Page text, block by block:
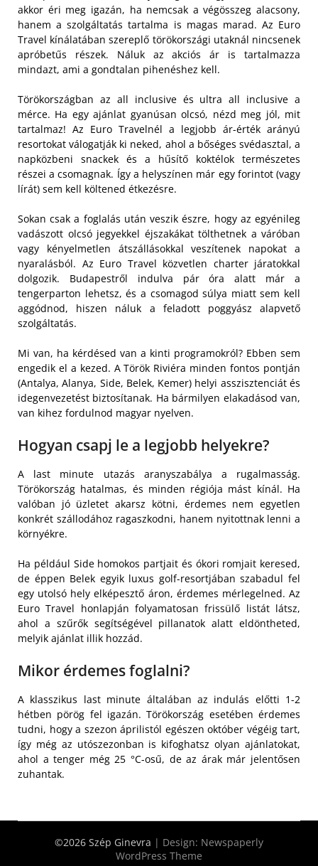
akkor éri meg igazán, ha nemcsak a végösszeg alacsony,
hanem a szolgáltatás tartalma is magas marad. Az Euro
Travel kínálatában szereplő törökországi utaknál nincsenek
apróbetűs részek. Náluk az akciós ár is tartalmazza
mindazt, ami a gondtalan pihenéshez kell.
Törökországban az all inclusive és ultra all inclusive a
mérce. Ha egy ajánlat gyanúsan olcsó, nézd meg jól, mit
tartalmaz! Az Euro Travelnél a legjobb ár-érték arányú
resortokat válogatják ki neked, ahol a bőséges svédasztal, a
napközbeni snackek és a hűsítő koktélok természetes
részei a csomagnak. Így a helyszínen már egy forintot (vagy
lírát) sem kell költened étkezésre.
Sokan csak a foglalás után veszik észre, hogy az egyénileg
vadászott olcsó jegyekkel éjszakákat tölthetnek a váróban
vagy kényelmetlen átszállásokkal veszítenek napokat a
nyaralásból. Az Euro Travel közvetlen charter járatokkal
dolgozik. Budapestről indulva pár óra alatt már a
tengerparton lehetsz, és a csomagod súlya miatt sem kell
aggódnod, hiszen náluk a feladott poggyász alapvető
szolgáltatás.
Mi van, ha kérdésed van a kinti programokról? Ebben sem
engedik el a kezed. A Török Riviéra minden fontos pontján
(Antalya, Alanya, Side, Belek, Kemer) helyi asszisztenciát és
idegenvezetést biztosítanak. Ha bármilyen elakadásod van,
van kihez fordulnod magyar nyelven.
Hogyan csapj le a legjobb helyekre?
A last minute utazás aranyszabálya a rugalmasság.
Törökország hatalmas, és minden régiója mást kínál. Ha
valóban jó üzletet akarsz kötni, érdemes nem egyetlen
konkrét szállodához ragaszkodni, hanem nyitottnak lenni a
környékre.
Ha például Side homokos partjait és ókori romjait keresed,
de éppen Belek egyik luxus golf-resortjában szabadul fel
egy utolsó hely elképesztő áron, érdemes mérlegelned. Az
Euro Travel honlapján folyamatosan frissülő listát látsz,
ahol a szűrők segítségével pillanatok alatt eldöntheted,
melyik ajánlat illik hozzád.
Mikor érdemes foglalni?
A klasszikus last minute általában az indulás előtti 1-2
hétben pörög fel igazán. Törökország esetében érdemes
tudni, hogy a szezon áprilistól egészen október végéig tart,
így még az utószezonban is kifoghatsz olyan ajánlatokat,
ahol a tenger még 25 °C-osű, de az árak már jelentősen
zuhantak.
©2026 Szép Ginevra | Design: Newspaperly
WordPress Theme